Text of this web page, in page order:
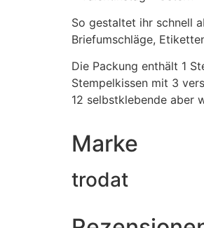
So gestaltet ihr schnell
Briefumschläge,
Die Packung enthält 1
Stempelkissen mit 3
12 selbstklebende aber
Marke
trodat